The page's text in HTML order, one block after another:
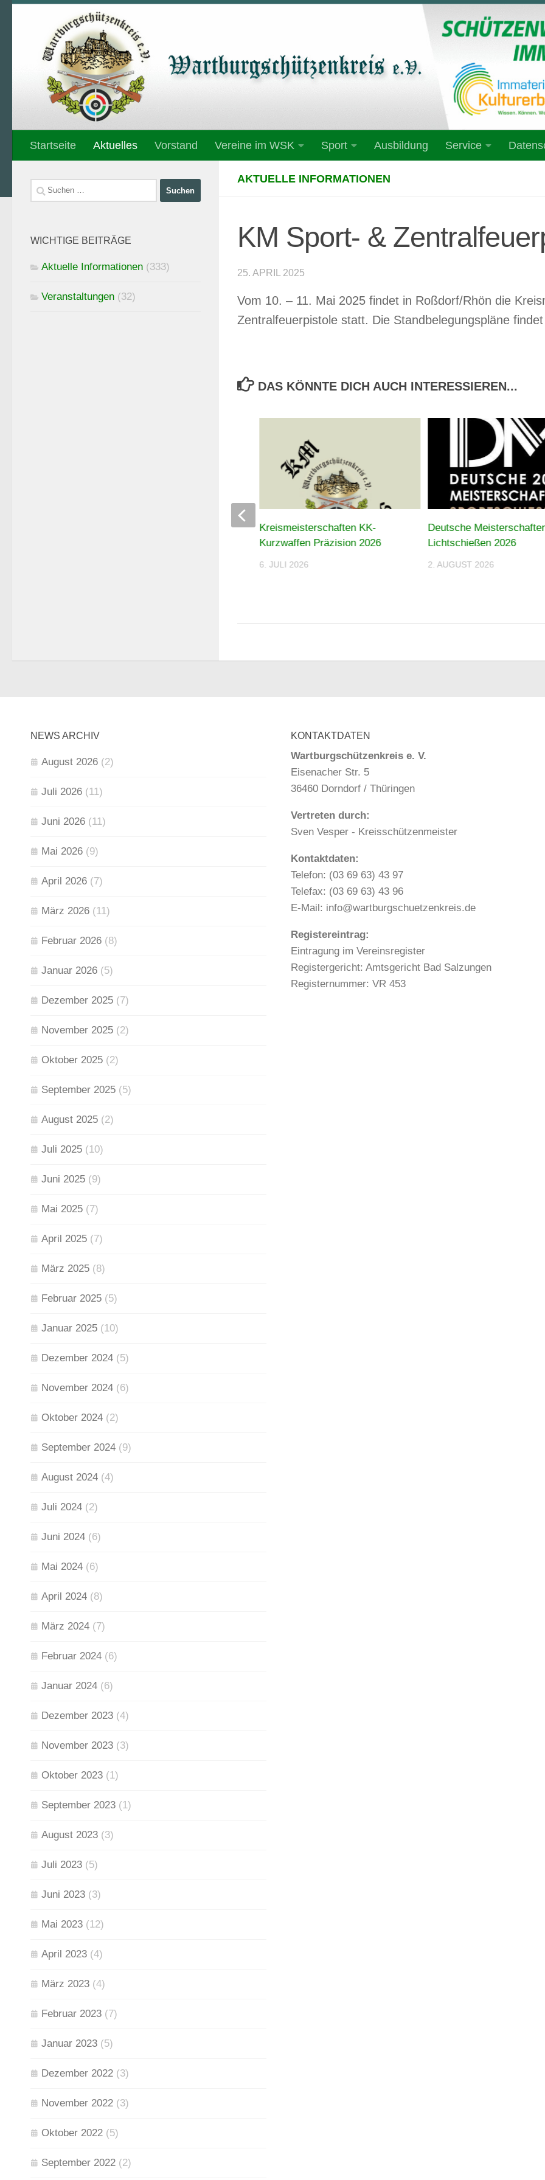
Unter dem Inhalt
Startseite Aktuelles Vorstand Vereine im WSK Sport Ausbildung Service
AKTUELLE INFORMATIONEN
KM Sport- &
25. APRIL 2025
Vom 10. – 11. Mai 2025 findet in Roßdorf/Rhön die
Zentralfeuerpistole statt. Die Standbelegungspläne
DAS KÖNNTE DICH AUCH INTERESSIEREN...
Deutsche
Lichtschießen 2026
2. AUGUST 2026
Kreismeisterschaften KK-
Kurzwaffen Präzision 2026
6. JULI 2026
Suchen
nach:
WICHTIGE BEITRÄGE
Aktuelle Informationen (333)
Veranstaltungen (32)
NEWS ARCHIV
August 2026 (2)
Juli 2026 (11)
Juni 2026 (11)
Mai 2026 (9)
April 2026 (7)
März 2026 (11)
Februar 2026 (8)
Januar 2026 (5)
Dezember 2025 (7)
November 2025 (2)
Oktober 2025 (2)
September 2025 (5)
August 2025 (2)
Juli 2025 (10)
Juni 2025 (9)
Mai 2025 (7)
April 2025 (7)
März 2025 (8)
Februar 2025 (5)
Januar 2025 (10)
Dezember 2024 (5)
November 2024 (6)
Oktober 2024 (2)
September 2024 (9)
August 2024 (4)
Juli 2024 (2)
Juni 2024 (6)
Mai 2024 (6)
April 2024 (8)
März 2024 (7)
Februar 2024 (6)
Januar 2024 (6)
Dezember 2023 (4)
November 2023 (3)
Oktober 2023 (1)
September 2023 (1)
August 2023 (3)
Juli 2023 (5)
Juni 2023 (3)
Mai 2023 (12)
April 2023 (4)
März 2023 (4)
Februar 2023 (7)
Januar 2023 (5)
Dezember 2022 (3)
November 2022 (3)
Oktober 2022 (5)
September 2022 (2)
KONTAKTDATEN
Wartburgschützenkreis e. V.
Eisenacher Str. 5
36460 Dorndorf / Thüringen
Vertreten durch:
Sven Vesper - Kreisschützenmeister
Kontaktdaten:
Telefon: (03 69 63) 43 97
Telefax: (03 69 63) 43 96
E-Mail: info@wartburgschuetzenkreis.de
Registereintrag:
Eintragung im Vereinsregister
Registergericht: Amtsgericht Bad Salzungen
Registernummer: VR 453